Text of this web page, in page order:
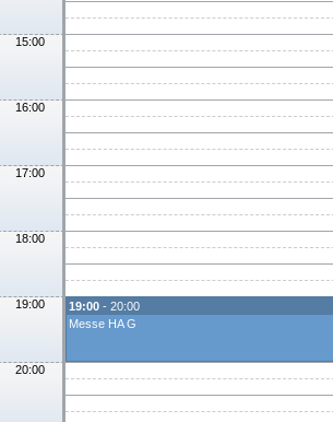
15:00
16:00
17:00
18:00
19:00 19:00 - 20:00
Messe HA G
20:00